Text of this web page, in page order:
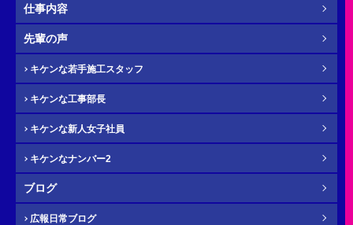
必須 電話番号（携帯）
必須 メール
仕事内容
先輩の声
キケンな若手施工スタッフ
キケンな工事部長
キケンな新人女子社員
キケンなナンバー2
ブログ
広報日常ブログ